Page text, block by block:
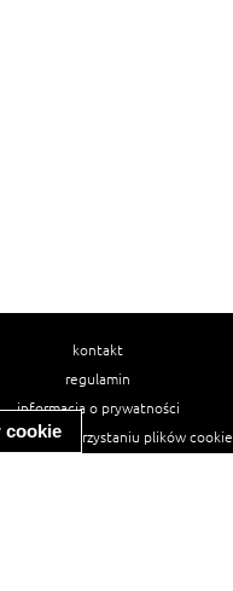
cookie
kontakt
regulamin
informacja o prywatności
o wykorzystaniu plików cookie